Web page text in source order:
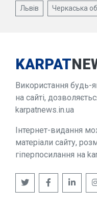
Львів Черкаська
KARPAT
Використання будь-
на сайті,
karpatnews.in.ua
Інтернет-видання
матеріали сайту,
гіперпосилання на